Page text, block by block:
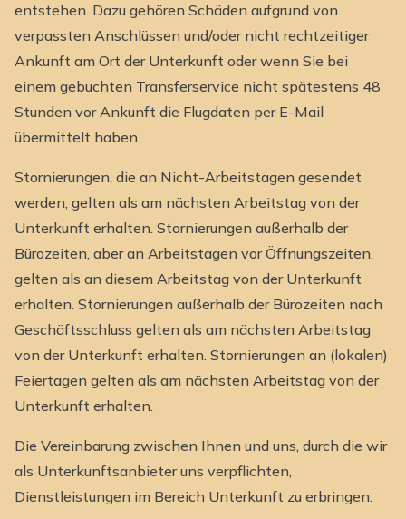
entstehen. Dazu gehören Schäden aufgrund von
verpassten Anschlüssen und/oder nicht rechtzeitiger
Ankunft am Ort der Unterkunft oder wenn Sie bei
einem gebuchten Transferservice nicht spätestens 48
Stunden vor Ankunft die Flugdaten per E-Mail
übermittelt haben.
Stornierungen, die an Nicht-Arbeitstagen gesendet
werden, gelten als am nächsten Arbeitstag von der
Unterkunft erhalten. Stornierungen außerhalb der
Bürozeiten, aber an Arbeitstagen vor Öffnungszeiten,
gelten als an diesem Arbeitstag von der Unterkunft
erhalten. Stornierungen außerhalb der Bürozeiten nach
Geschäftsschluss gelten als am nächsten Arbeitstag
von der Unterkunft erhalten. Stornierungen an (lokalen)
Feiertagen gelten als am nächsten Arbeitstag von der
Unterkunft erhalten.
Die Vereinbarung zwischen Ihnen und uns, durch die wir
als Unterkunftsanbieter uns verpflichten,
Dienstleistungen im Bereich Unterkunft zu erbringen.